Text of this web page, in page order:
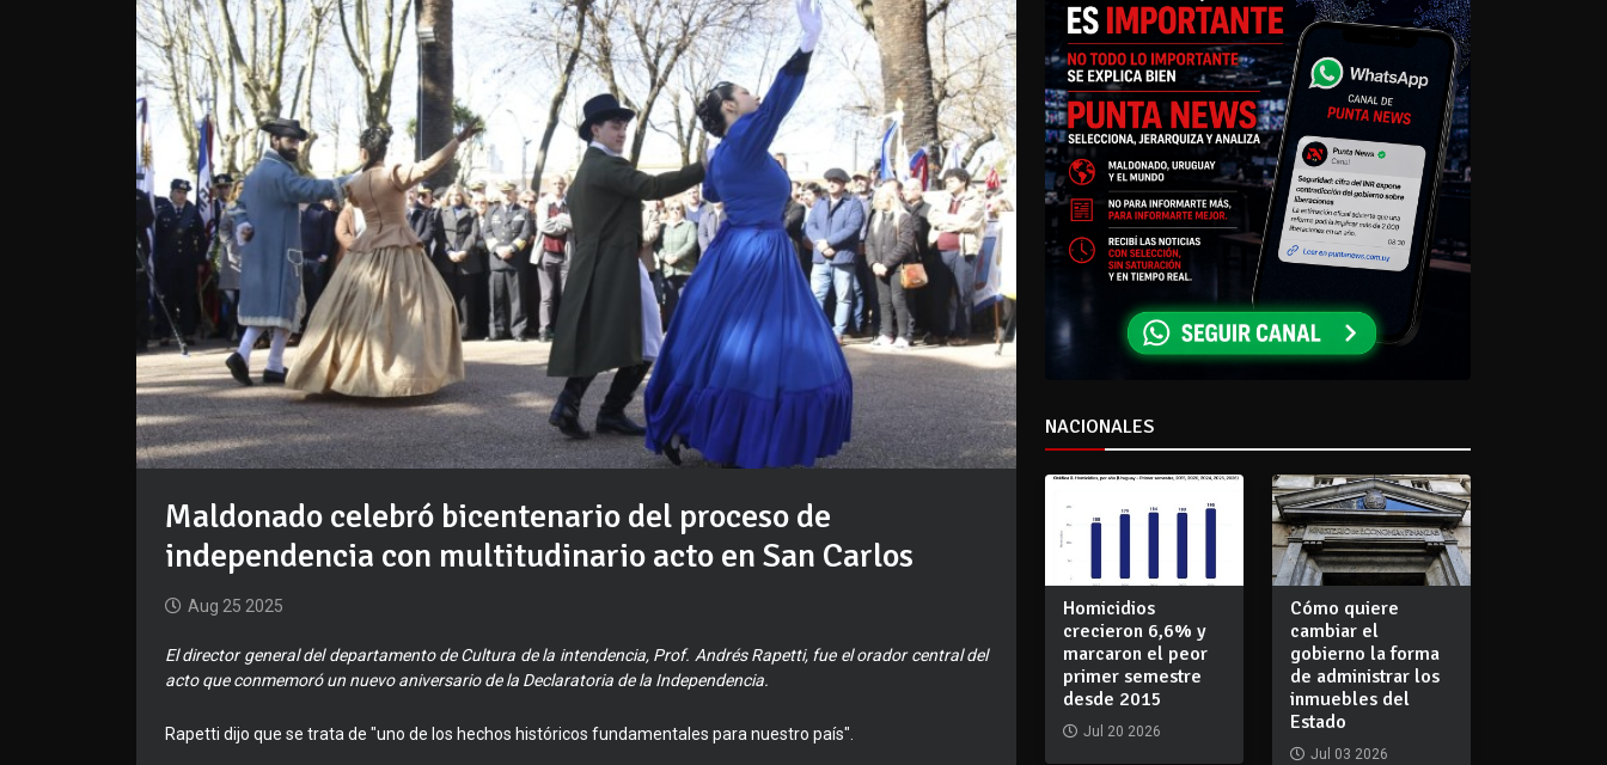
Maldonado celebró bicentenario del proceso de
independencia con multitudinario acto en San Carlos
Aug 25 2025
El director general del departamento de Cultura de la intendencia, Prof. Andrés Rapetti, fue el orador central del
acto que conmemoró un nuevo aniversario de la Declaratoria de la Independencia.
Rapetti dijo que se trata de "uno de los hechos históricos fundamentales para nuestro país".
NACIONALES
Homicidios
crecieron 6,6% y
marcaron el peor
primer semestre
desde 2015
Jul 20 2026
Cómo quiere
cambiar el
gobierno la forma
de administrar los
inmuebles del
Estado
Jul 03 2026